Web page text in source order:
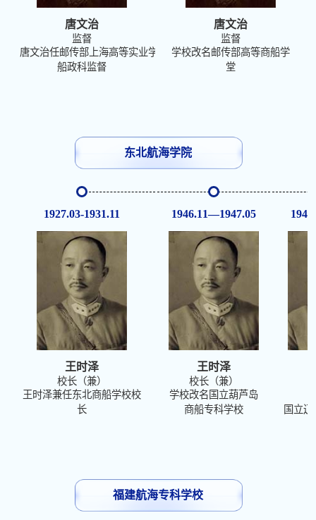
唐文治
监督
唐文治任邮传部上海高等实业学堂
船政科监督
唐文治
监督
学校改名邮传部高等商船学
堂
东北航海学院
1927.03-1931.11
王时泽
校长（兼）
王时泽兼任东北商船学校校
长
1946.11—1947.05
王时泽
校长（兼）
学校改名国立葫芦岛
商船专科学校
国立
福建航海专科学校